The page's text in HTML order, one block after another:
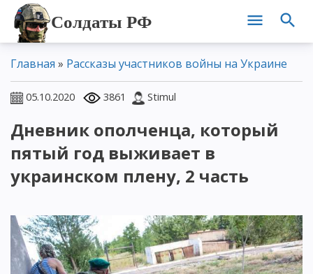
Солдаты РФ
Главная » Рассказы участников войны на Украине
05.10.2020 3861 Stimul
Дневник ополченца, который
пятый год выживает в
украинском плену, 2 часть